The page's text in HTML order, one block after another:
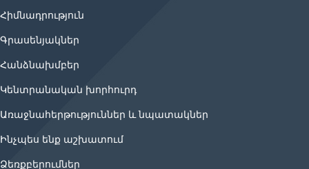
Հիմնադրություն
Գրասենյակներ
Հանձնախմբեր
Կենտրանական խորհուրդ
Առաջնահերթություններ և նպատակներ
Ինչպես ենք աշխատում
Ձեռքբերումներ